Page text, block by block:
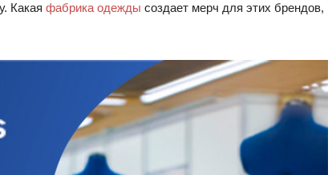
Какая фабрика одежды создает мерч для этих брендов,